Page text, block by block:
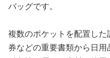
バッグです。
複数のポケットを配置し
券などの重要書類から日用